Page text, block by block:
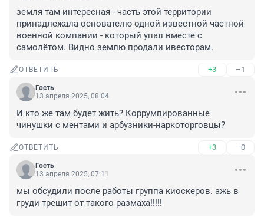
земля там интересная - часть этой территории
принадлежала основателю одной известной частной
военной компании - который упал вместе с
самолётом. Видно землю продали ивесторам.
ОТВЕТИТЬ +3 –1
Гость
13 апреля 2025, 08:04
И кто же там будет жить? Коррумпированные
чинушки с ментами и арбузники-наркоторговцы?
ОТВЕТИТЬ +3 –0
Гость
13 апреля 2025, 07:11
мы обсудили после работы группа киоскеров. ажь в
груди трещит от такого размаха!!!!!